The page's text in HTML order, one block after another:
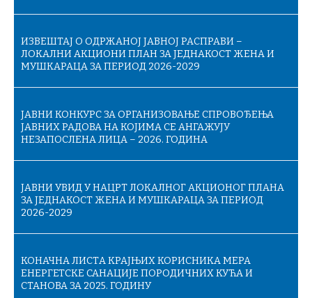
ИЗВЕШТАЈ О ОДРЖАНОЈ ЈАВНОЈ РАСПРАВИ –
ЛОКАЛНИ АКЦИОНИ ПЛАН ЗА ЈЕДНАКОСТ ЖЕНА И
МУШКАРАЦА ЗА ПЕРИОД 2026-2029
ЈАВНИ КОНКУРС ЗА ОРГАНИЗОВАЊЕ СПРОВОЂЕЊА
ЈАВНИХ РАДОВА НА КОЈИМА СЕ АНГАЖУЈУ
НЕЗАПОСЛЕНА ЛИЦА – 2026. ГОДИНА
ЈАВНИ УВИД У НАЦРТ ЛОКАЛНОГ АКЦИОНОГ ПЛАНА
ЗА ЈЕДНАКОСТ ЖЕНА И МУШКАРАЦА ЗА ПЕРИОД
2026-2029
КОНАЧНA ЛИСТA КРАЈЊИХ КОРИСНИКА МЕРА
ЕНЕРГЕТСКЕ САНАЦИЈЕ ПОРОДИЧНИХ КУЋА И
СТАНОВА ЗА 2025. ГОДИНУ